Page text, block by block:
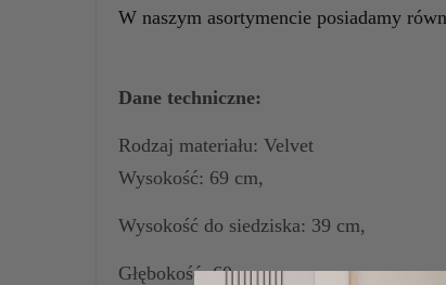
W naszym asortymencie posiadamy
Dane techniczne:
Rodzaj materiału: Velvet
Wysokość: 69 cm,
Wysokość do siedziska: 39 cm,
Głębokość: 60 cm,